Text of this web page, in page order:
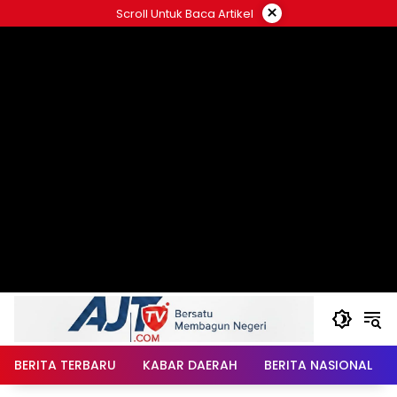
ke
Scroll Untuk Baca Artikel ×
BERITA TERBARU KABAR DAERAH BERITA NASIONAL